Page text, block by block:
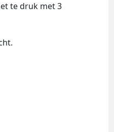
te druk met 3